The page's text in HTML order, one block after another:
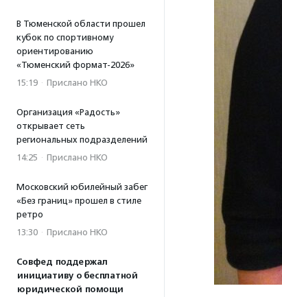
В Тюменской области прошел
кубок по спортивному
ориентированию
«Тюменский формат-2026»
15:19 · Прислано НКО
Организация «Радость»
открывает сеть
региональных подразделений
14:25 · Прислано НКО
Московский юбилейный забег
«Без границ» прошел в стиле
ретро
13:30 · Прислано НКО
Совфед поддержал
инициативу о бесплатной
юридической помощи